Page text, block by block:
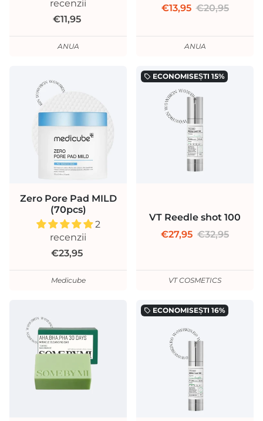
recenzii
€11,95
ANUA
€13,95 €20,95
ANUA
Zero Pore Pad MILD
(70pcs)
2
recenzii
€23,95
Medicube
local_offer ECONOMISEȘTI 15%
VT Reedle shot 100
€27,95 €32,95
VT COSMETICS
local_offer ECONOMISEȘTI 16%